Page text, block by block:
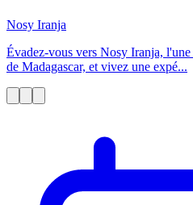
Nosy Iranja
Évadez-vous vers Nosy Iranja, l'une
de Madagascar, et vivez une expé...